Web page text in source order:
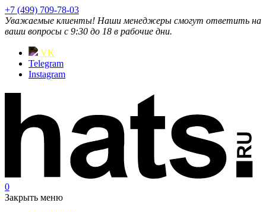
+7 (499) 709-78-03
Уважаемые клиенты! Наши менеджеры смогут ответить на
ваши вопросы с 9:30 до 18 в рабочие дни.
VK
Telegram
Instagram
0
Закрыть меню